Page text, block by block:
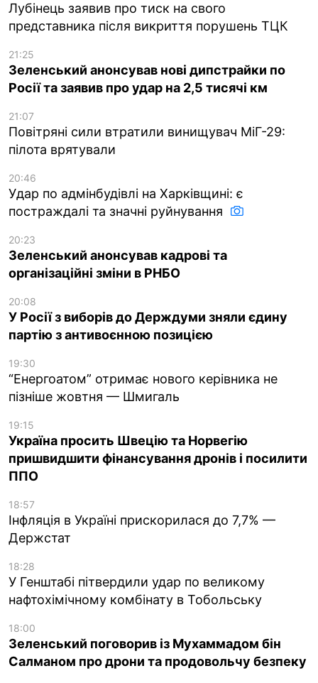
Лубінець заявив про тиск на свого
представника після викриття порушень ТЦК
21:25
Зеленський анонсував нові дипстрайки по
Росії та заявив про удар на 2,5 тисячі км
21:07
Повітряні сили втратили винищувач МіГ-29:
пілота врятували
20:46
Удар по адмінбудівлі на Харківщині: є
постраждалі та значні руйнування
20:23
Зеленський анонсував кадрові та
організаційні зміни в РНБО
20:08
У Росії з виборів до Держдуми зняли єдину
партію з антивоєнною позицією
19:30
“Енергоатом” отримає нового керівника не
пізніше жовтня — Шмигаль
19:15
Україна просить Швецію та Норвегію
пришвидшити фінансування дронів і посилити
ППО
18:57
Інфляція в Україні прискорилася до 7,7% —
Держстат
18:28
У Генштабі пітвердили удар по великому
нафтохімічному комбінату в Тобольську
18:00
Зеленський поговорив із Мухаммадом бін
Салманом про дрони та продовольчу безпеку